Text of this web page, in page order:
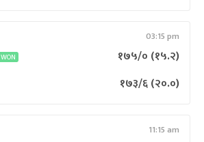
03:15 pm
WON १७५/० (१५.२)
१७३/६(२०.०)
11:15 am